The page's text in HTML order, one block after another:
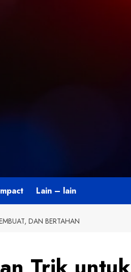
Lain – lain
DAN BERTAHAN